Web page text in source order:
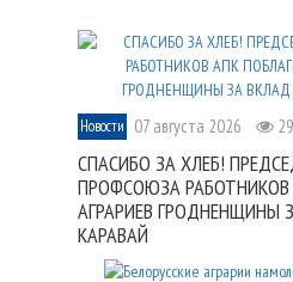
Новости 07 августа 2026 29
СПАСИБО ЗА ХЛЕБ!
ПРОФСОЮЗА
АГРАРИЕВ ГРОДНЕНЩИНЫ
КАРАВАЙ